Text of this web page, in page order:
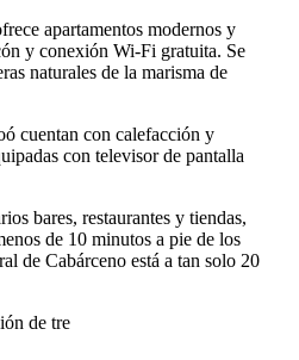
apartamentos modernos y
y conexión Wi-Fi gratuita. Se
naturales de la marisma de
cuentan con calefacción y
con televisor de pantalla
bares, restaurantes y tiendas,
de 10 minutos a pie de los
de Cabárceno está a tan solo 20
de tre